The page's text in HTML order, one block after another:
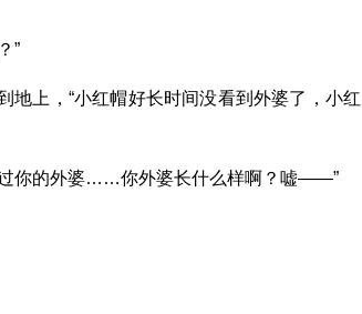
”
地上，“小红帽好长时间没看到外婆了，小红
过你的外婆……你外婆长什么样啊？嘘——”